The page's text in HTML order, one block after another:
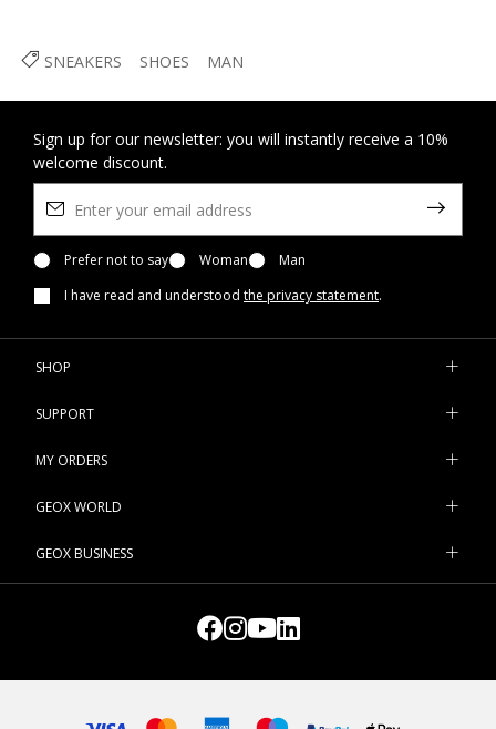
SNEAKERS SHOES MAN
Sign up for our newsletter: you will instantly receive a 10%
welcome discount.
Prefer not to say Woman
Man
I have read and understood the privacy statement.
SHOP
SUPPORT
MY ORDERS
GEOX WORLD
GEOX BUSINESS